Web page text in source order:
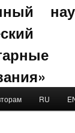
content RU